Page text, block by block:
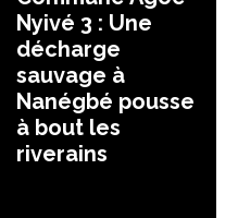
Nyivé 3 : Une
décharge
sauvage à
Nanégbé pousse
à bout les
riverains